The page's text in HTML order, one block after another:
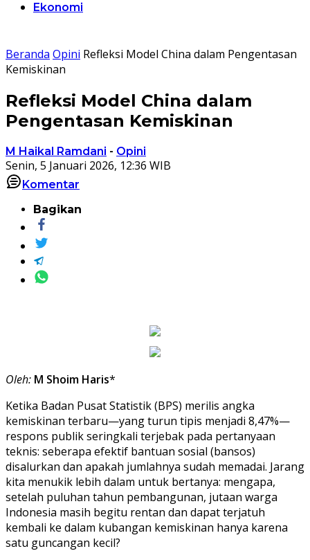
Ekonomi
Beranda Opini Refleksi Model China dalam Pengentasan
Kemiskinan
Refleksi Model China dalam
Pengentasan Kemiskinan
M Haikal Ramdani - Opini
Senin, 5 Januari 2026, 12:36 WIB
Komentar
Bagikan
Oleh: M Shoim Haris*
Ketika Badan Pusat Statistik (BPS) merilis angka
kemiskinan terbaru—yang turun tipis menjadi 8,47%—
respons publik seringkali terjebak pada pertanyaan
teknis: seberapa efektif bantuan sosial (bansos)
disalurkan dan apakah jumlahnya sudah memadai. Jarang
kita menukik lebih dalam untuk bertanya: mengapa,
setelah puluhan tahun pembangunan, jutaan warga
Indonesia masih begitu rentan dan dapat terjatuh
kembali ke dalam kubangan kemiskinan hanya karena
satu guncangan kecil?